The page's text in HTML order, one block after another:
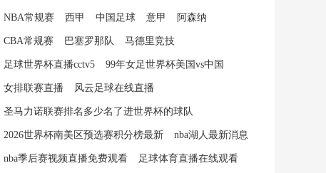
NBA常规赛 西甲 中国足球 意甲 阿森纳
CBA常规赛 巴塞罗那队 马德里竞技
足球世界杯直播cctv5 99年女足世界杯美国vs中国
女排联赛直播 风云足球在线直播
圣马力诺联赛排名多少名了进世界杯的球队
2026世界杯南美区预选赛积分榜最新 nba湖人最新消息
nba季后赛视频直播免费观看 足球体育直播在线观看